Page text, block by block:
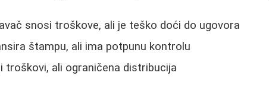
snosi troškove, ali je teško doći do ugovora
štampu, ali ima potpunu kontrolu
troškovi, ali ograničena distribucija